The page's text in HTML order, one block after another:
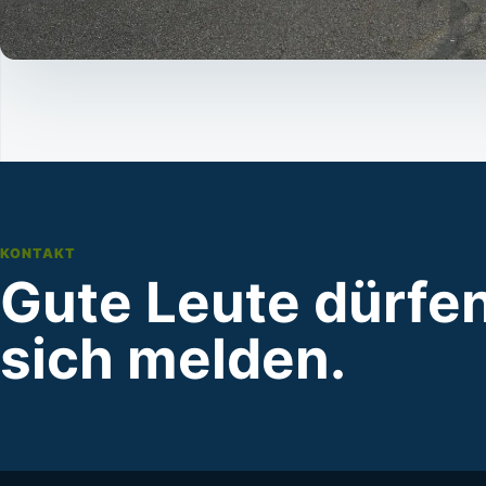
KONTAKT
Gute Leute
sich melden.